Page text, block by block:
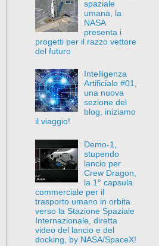
spaziale
umana, la
NASA
presenta i
progetti per il razzo vettore
del futuro
Intelligenza
Artificiale #01,
una nuova
sezione del
blog, iniziamo
il viaggio!
Demo-1,
stupendo
lancio per
Crew Dragon,
la 1° capsula
commerciale per il
trasporto umano in orbita
verso la Stazione Spaziale
Internazionale, diretta
video del lancio e del
docking, by NASA/SpaceX!